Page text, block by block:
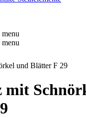
mit